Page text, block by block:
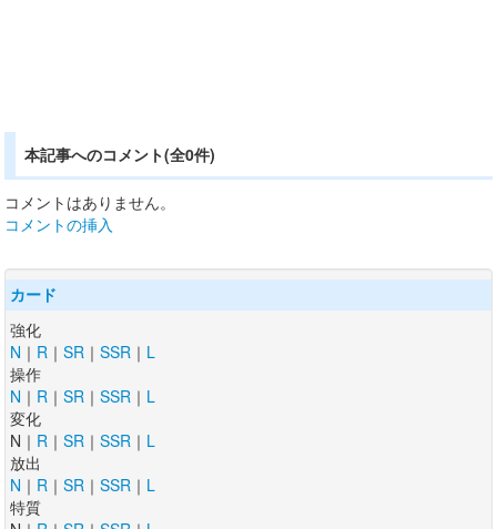
本記事へのコメント(全0件)
コメントはありません。
コメントの挿入
カード
強化
N ｜ R ｜ SR ｜ SSR ｜ L
操作
N ｜ R ｜ SR ｜ SSR ｜ L
変化
N｜ R ｜ SR ｜ SSR ｜ L
放出
N ｜ R ｜ SR ｜ SSR ｜ L
特質